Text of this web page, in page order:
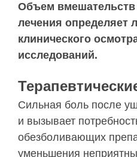
Объем вмешательств
лечения определяет
клинического
исследований.
Сильная боль после
и вызывает
обезболивающих
уменьшения